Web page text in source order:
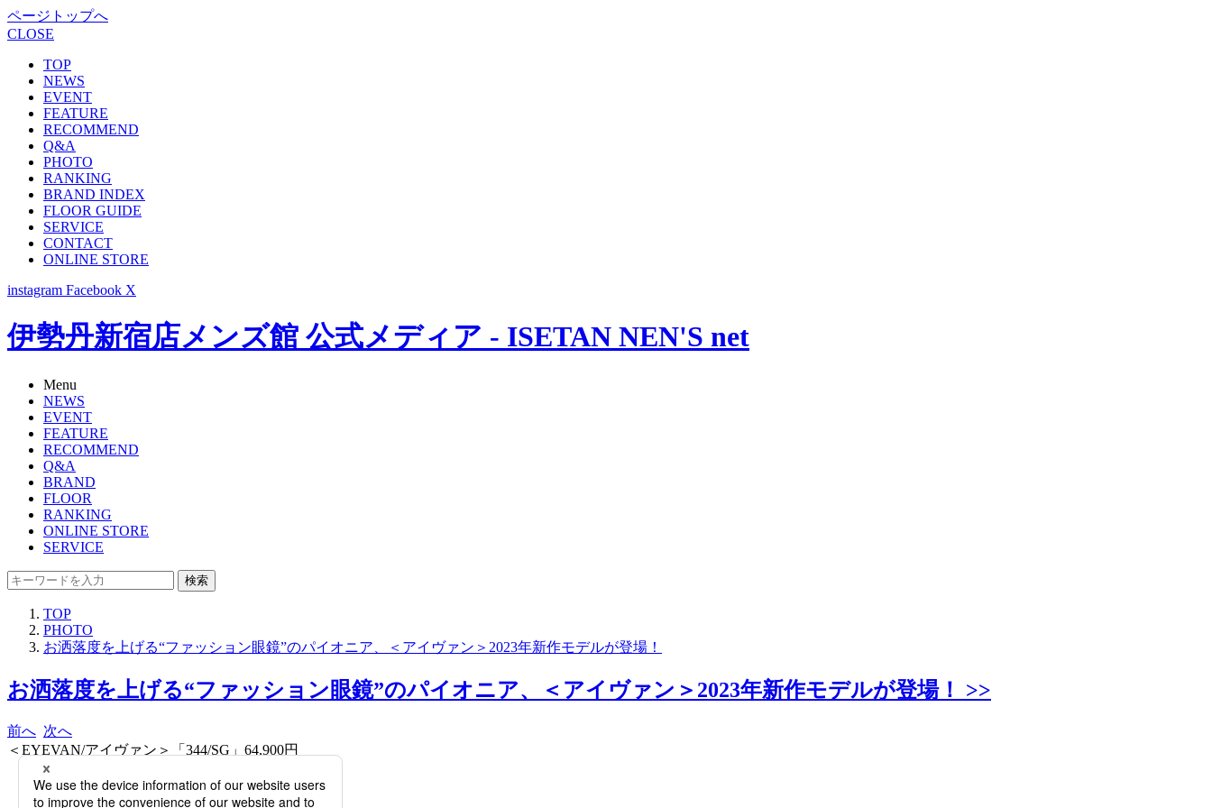
ページトップへ
CLOSE
TOP
NEWS
EVENT
FEATURE
RECOMMEND
Q&A
PHOTO
RANKING
BRAND INDEX
FLOOR GUIDE
SERVICE
CONTACT
ONLINE STORE
instagram Facebook X
伊勢丹新宿店メンズ館 公式メディア - ISETAN NEN'S net
Menu
NEWS
EVENT
FEATURE
RECOMMEND
Q&A
BRAND
FLOOR
RANKING
ONLINE STORE
SERVICE
検索
TOP
PHOTO
お洒落度を上げる“ファッション眼鏡”のパイオニア、＜アイヴァン＞2023年新作モデルが登場！
お洒落度を上げる“ファッション眼鏡”のパイオニア、＜アイヴァン＞2023年新作モデルが登場！ >>
前へ 次へ
＜EYEVAN/アイヴァン＞「344/SG」64,900円